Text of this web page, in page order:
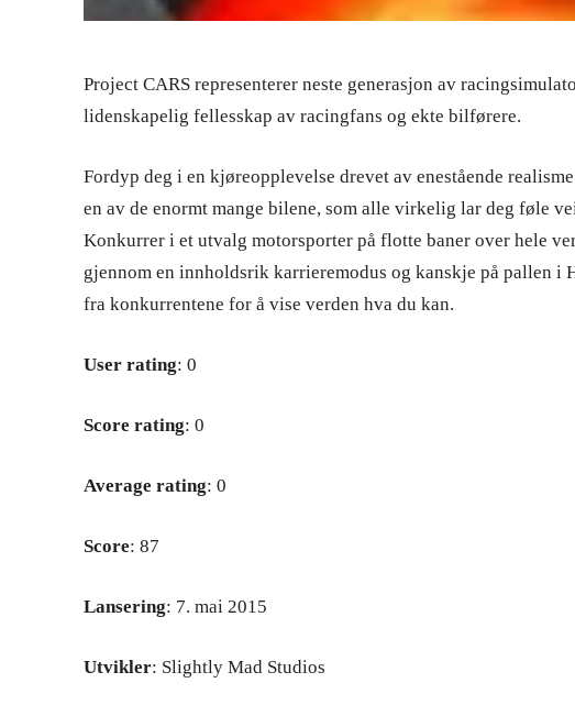
Project CARS representerer neste generasjon av
lidenskapelig fellesskap av racingfans og ekte bilførere.
Fordyp deg i en kjøreopplevelse drevet av enestående
en av de enormt mange bilene, som alle virkelig lar deg føle
Konkurrer i et utvalg motorsporter på flotte baner over hele
gjennom en innholdsrik karrieremodus og kanskje på pallen i
fra konkurrentene for å vise verden hva du kan.
User rating: 0
Score rating: 0
Average rating: 0
Score: 87
Lansering: 7. mai 2015
Utvikler: Slightly Mad Studios